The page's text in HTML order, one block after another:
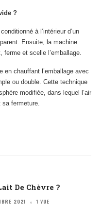
?
à l’intérieur d’un
Ensuite, la machine
ferme et scelle l’emballage.
en chauffant l’emballage avec
ou double. Cette technique
modifiée, dans lequel l’air
sa fermeture.
De Chèvre ?
2021 1 VUE